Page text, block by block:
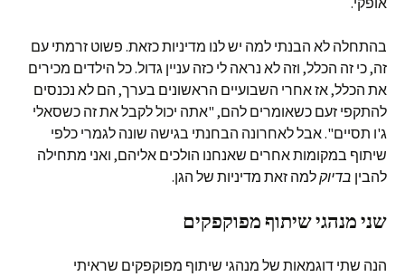
בהתחלה לא הבנתי למה יש לנו מדיניות כזאת. פשוט זרמתי עם
זה, כי זה הכלל, וזה לא נראה לי כזה עניין גדול. כל הילדים מכירים
את הכלל, אז אחרי השבועיים הראשונים בערך, הם לא נכנסים
להתקפי זעם כשאומרים להם, "אתה יכול לקבל את זה כשסאלי
ג'ו תסיים". אבל לאחרונה הבחנתי בגישה שונה לגמרי כלפי
שיתוף במקומות אחרים שאנחנו הולכים אליהם, ואני מתחילה
להבין בדיוקלמה זאת מדיניות של הגן.
שני מנהגי שיתוף מפוקפקים
הנה שתי דוגמאות של מנהגי שיתוף מפוקפקים שראיתי